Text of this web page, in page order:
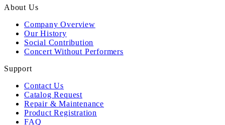
About Us
Company Overview
Our History
Social Contribution
Concert Without Performers
Support
Contact Us
Catalog Request
Repair & Maintenance
Product Registration
FAQ